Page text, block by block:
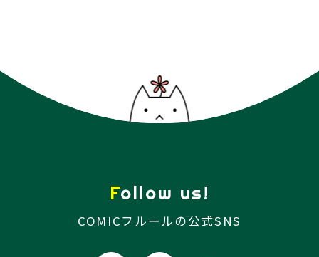
Follow us!
COMICフルールの公式SNS